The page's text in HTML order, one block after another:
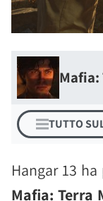
Mafia:
TUTTO
Hangar 13
Mafia: Terra